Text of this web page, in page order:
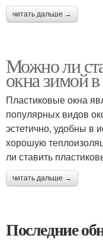
читать дальше →
Можно ли
окна зимой
Пластиковые окна
популярных видов
эстетично, удобны в
хорошую
ли ставить
читать дальше →
Последние